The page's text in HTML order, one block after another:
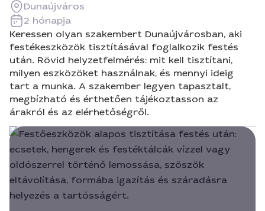
Dunaújváros
2 hónapja
Keressen olyan szakembert Dunaújvárosban, aki
festékeszközök tisztításával foglalkozik festés
után. Rövid helyzetfelmérés: mit kell tisztítani,
milyen eszközöket használnak, és mennyi ideig
tart a munka. A szakember legyen tapasztalt,
megbízható és érthetően tájékoztasson az
árakról és az elérhetőségről.